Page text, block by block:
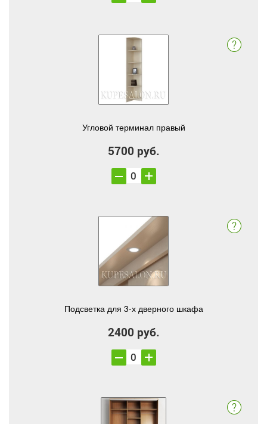
Угловой терминал правый
5700 руб.
Подсветка для 3-х дверного шкафа
2400 руб.